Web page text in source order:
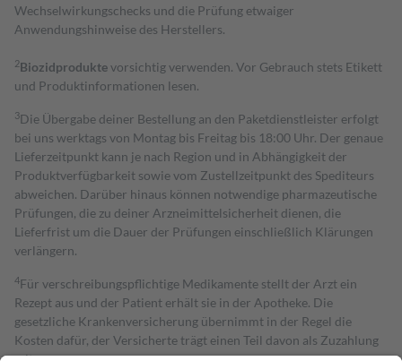
Wechselwirkungschecks und die Prüfung etwaiger
Anwendungshinweise des Herstellers.
2Biozidproduktevorsichtig verwenden. Vor Gebrauch stets Etikett
und Produktinformationen lesen.
3Die Übergabe deiner Bestellung an den Paketdienstleister erfolgt
bei uns werktags von Montag bis Freitag bis 18:00 Uhr. Der genaue
Lieferzeitpunkt kann je nach Region und in Abhängigkeit der
Produktverfügbarkeit sowie vom Zustellzeitpunkt des Spediteurs
abweichen. Darüber hinaus können notwendige pharmazeutische
Prüfungen, die zu deiner Arzneimittelsicherheit dienen, die
Lieferfrist um die Dauer der Prüfungen einschließlich Klärungen
verlängern.
4Für verschreibungspflichtige Medikamente stellt der Arzt ein
Rezept aus und der Patient erhält sie in der Apotheke. Die
gesetzliche Krankenversicherung übernimmt in der Regel die
Kosten dafür, der Versicherte trägt einen Teil davon als Zuzahlung